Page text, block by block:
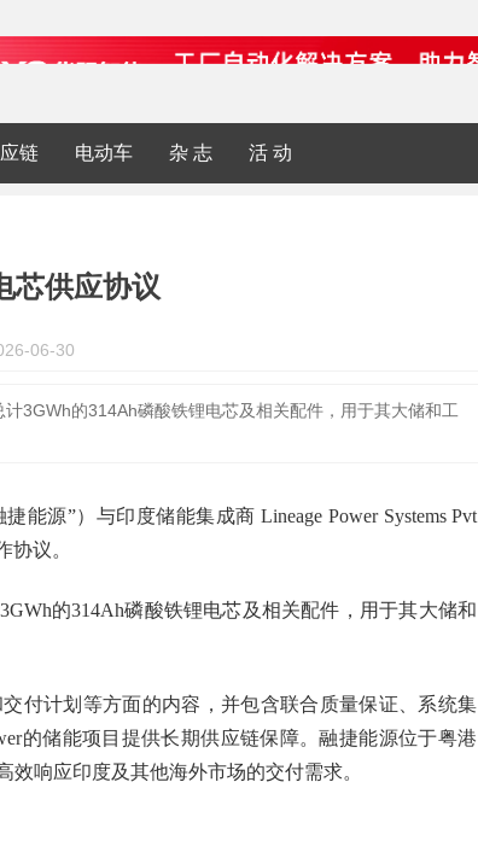
链 电动车 杂 志 活 动
芯供应协议
06-30
3GWh的314Ah磷酸铁锂电芯及相关配件，用于其大储和工
捷能源”）与印度储能集成商 Lineage Power Systems Pvt
协议。
的314Ah磷酸铁锂电芯及相关配件，用于其大储和
付计划等方面的内容，并包含联合质量保证、系统集
的储能项目提供长期供应链保障。融捷能源位于粤港
响应印度及其他海外市场的交付需求。